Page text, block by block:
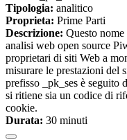
Tipologia: analitico
Proprieta: Prime Parti
Descrizione: Questo
analisi web open source
proprietari di siti Web a
misurare le prestazioni del
prefisso _pk_ses è seguito
si ritiene sia un codice di
cookie.
Durata: 30 minuti